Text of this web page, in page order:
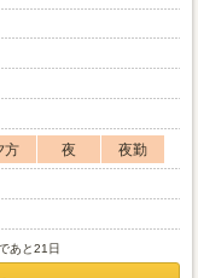
方 夜
夜勤
あと21日